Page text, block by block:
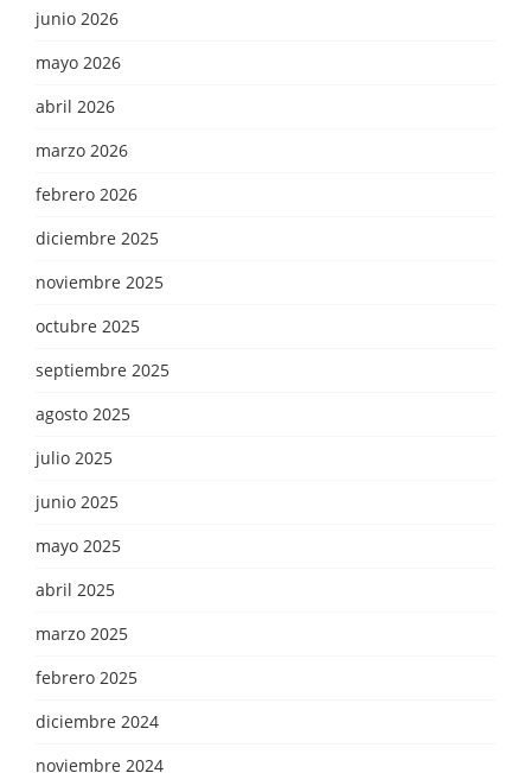
junio 2026
mayo 2026
abril 2026
marzo 2026
febrero 2026
diciembre 2025
noviembre 2025
octubre 2025
septiembre 2025
agosto 2025
julio 2025
junio 2025
mayo 2025
abril 2025
marzo 2025
febrero 2025
diciembre 2024
noviembre 2024